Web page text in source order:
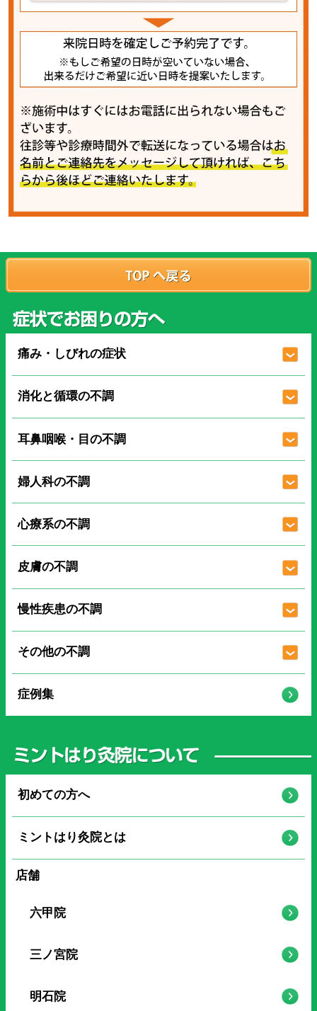
痛み・しびれの症状
消化と循環の不調
耳鼻咽喉・目の不調
婦人科の不調
心療系の不調
皮膚の不調
慢性疾患の不調
その他の不調
症例集
初めての方へ
ミントはり灸院とは
店舗
六甲院
三ノ宮院
明石院